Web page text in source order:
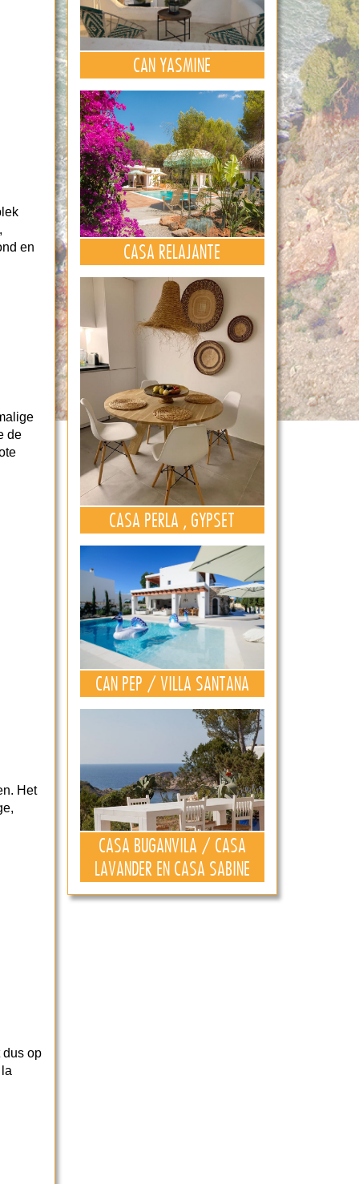
en
de
Het
dus op
CAN YASMINE
CASA RELAJANTE
CASA PERLA , GYPSET
CAN PEP / VILLA SANTANA
CASA BUGANVILA / CASA
LAVANDER EN CASA SABINE